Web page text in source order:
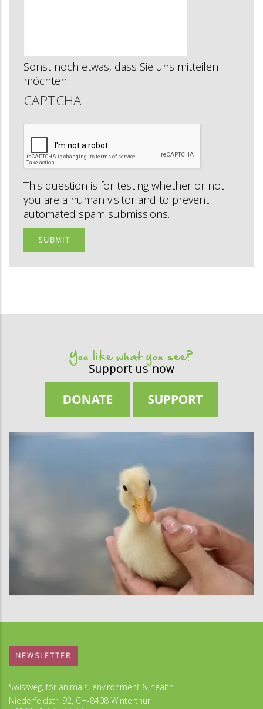
Sonst noch etwas, dass Sie uns mitteilen
möchten.
CAPTCHA
This question is for testing whether or not
you are a human visitor and to prevent
automated spam submissions.
You like what you see?
Support us now
NEWSLETTER
Swissveg, for animals, environment & health
Niederfeldstr. 92, CH-8408 Winterthur